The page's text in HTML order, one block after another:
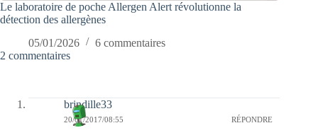
Le laboratoire de poche Allergen Alert révolutionne la
détection des allergènes
05/01/2026
6 commentaires
2 commentaires
brindille33
20/01/2017/08:55 RÉPONDRE